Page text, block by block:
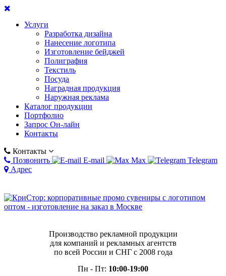
Услуги
Разработка дизайна
Нанесение логотипа
Изготовление бейджей
Полиграфия
Текстиль
Посуда
Наградная продукция
Наружная реклама
Каталог продукции
Портфолио
Запрос Он-лайн
Контакты
Контакты
Позвонить
E-mail Max
Telegram
Адрес
Производство рекламной продукции
для компаний и рекламных агентств
по всей России и СНГ с 2008 года
Пн - Пт: 10:00-19:00